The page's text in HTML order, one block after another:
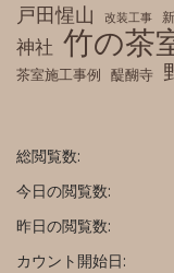
戸田惺山 改装工事
神社 竹の茶
茶室施工事例
醍醐寺
総閲覧数:
今日の閲覧数:
昨日の閲覧数:
カウント開始日: